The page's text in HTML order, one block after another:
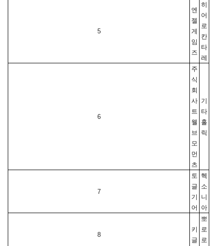
5
엔
젤
게
임
즈
히
어
로
칸
타
레
6
주
식
회
사
트
웰
브
모
먼
츠
기
타
홀
릭
7
토
글
기
어
헥
소
니
아
8
키
글
뽀
로
로